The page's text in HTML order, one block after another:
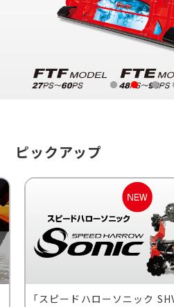
ピックアップ
「スピードハローソニック